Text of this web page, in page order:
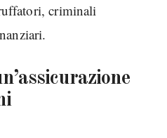
criminali